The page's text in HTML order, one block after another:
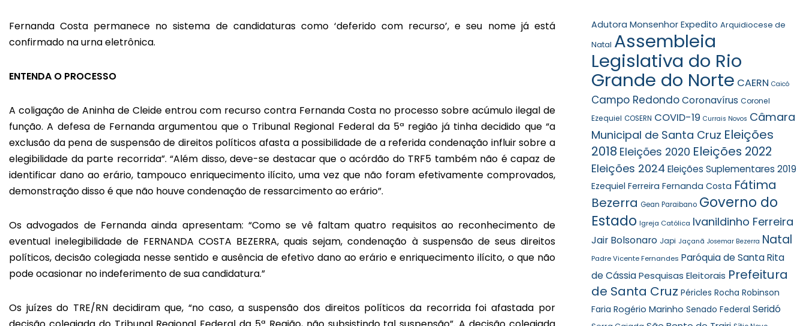
Fernanda Costa permanece no sistema de candidaturas como ‘deferido com recurso’, e seu nome já está
confirmado na urna eletrônica.
ENTENDA O PROCESSO
A coligação de Aninha de Cleide entrou com recurso contra Fernanda Costa no processo sobre acúmulo ilegal de
função. A defesa de Fernanda argumentou que o Tribunal Regional Federal da 5ª região já tinha decidido que “a
exclusão da pena de suspensão de direitos políticos afasta a possibilidade de a referida condenação influir sobre a
elegibilidade da parte recorrida”. “Além disso, deve-se destacar que o acórdão do TRF5 também não é capaz de
identificar dano ao erário, tampouco enriquecimento ilícito, uma vez que não foram efetivamente comprovados,
demonstração disso é que não houve condenação de ressarcimento ao erário”.
Os advogados de Fernanda ainda apresentam: “Como se vê faltam quatro requisitos ao reconhecimento de
eventual inelegibilidade de FERNANDA COSTA BEZERRA, quais sejam, condenação à suspensão de seus direitos
políticos, decisão colegiada nesse sentido e ausência de efetivo dano ao erário e enriquecimento ilícito, o que não
pode ocasionar no indeferimento de sua candidatura.”
Os juízes do TRE/RN decidiram que, “no caso, a suspensão dos direitos políticos da recorrida foi afastada por
Adutora Monsenhor Expedito Arquidiocese de
Natal Assembleia
Legislativa do Rio
Grande do Norte CAERN Caicó
Campo Redondo Coronavírus Coronel
Ezequiel COSERN COVID-19 Currais Novos Câmara
Municipal de Santa Cruz Eleições
2018 Eleições 2020 Eleições 2022
Eleições 2024 Eleições Suplementares 2019
Ezequiel Ferreira Fernanda Costa Fátima
Bezerra Gean Paraibano Governo do
Estado Igreja Católica Ivanildinho Ferreira
Jair Bolsonaro Japi Jaçanã Josemar Bezerra Natal
Padre Vicente Fernandes Paróquia de Santa Rita
de Cássia Pesquisas Eleitorais Prefeitura
de Santa Cruz Péricles Rocha Robinson
Faria Rogério Marinho Senado Federal Seridó